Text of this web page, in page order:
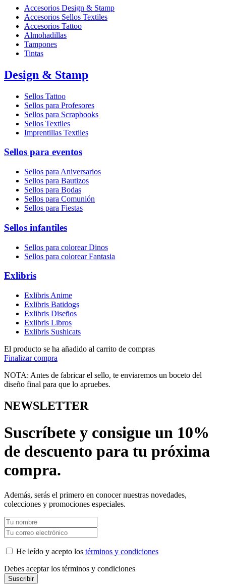
Accesorios Design & Stamp
Accesorios Sellos Textiles
Accesorios Tattoo
Almohadillas
Tampones
Tintas
Design & Stamp
Sellos Tattoo
Sellos para Profesores
Sellos para Scrapbooks
Sellos Textiles
Imprentillas Textiles
Sellos para eventos
Sellos para Aniversarios
Sellos para Bautizos
Sellos para Bodas
Sellos para Comunión
Sellos para Fiestas
Sellos infantiles
Sellos para colorear Dinos
Sellos para colorear Fantasia
Exlibris
Exlibris Anime
Exlibris Batidogs
Exlibris Diseños
Exlibris Libros
Exlibris Sushicats
El producto se ha añadido al carrito de compras
Finalizar compra
NOTA: Antes de fabricar el sello, te enviaremos un boceto del
diseño final para que lo apruebes.
NEWSLETTER
Suscríbete y consigue un 10%
de descuento para tu próxima
compra.
Además, serás el primero en conocer nuestras novedades,
colecciones y promociones especiales.
He leído y acepto los términos y condiciones
Debes aceptar los términos y condiciones